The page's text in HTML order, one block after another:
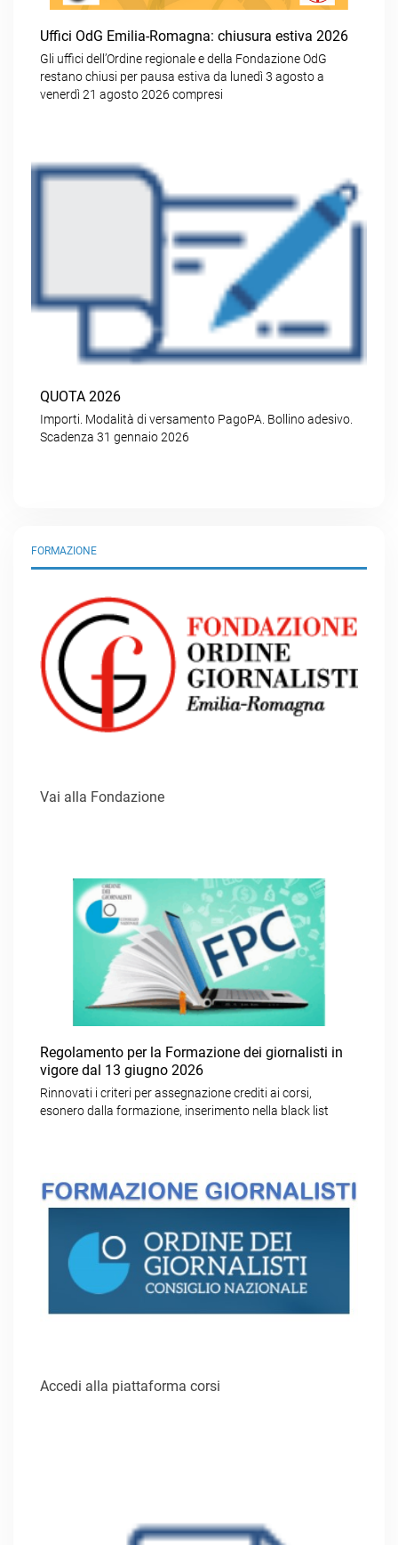
Uffici OdG Emilia-Romagna: chiusura estiva 2026
Gli uffici dell’Ordine regionale e della Fondazione OdG
restano chiusi per pausa estiva da lunedì 3 agosto a
venerdì 21 agosto 2026 compresi
QUOTA 2026
Importi. Modalità di versamento PagoPA. Bollino adesivo.
Scadenza 31 gennaio 2026
FORMAZIONE
Vai alla Fondazione
Regolamento per la Formazione dei giornalisti in
vigore dal 13 giugno 2026
Rinnovati i criteri per assegnazione crediti ai corsi,
esonero dalla formazione, inserimento nella black list
Accedi alla piattaforma corsi